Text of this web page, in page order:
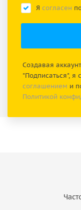
Я согласен
Создавая
"Подписаться", я
соглашением и
Политикой